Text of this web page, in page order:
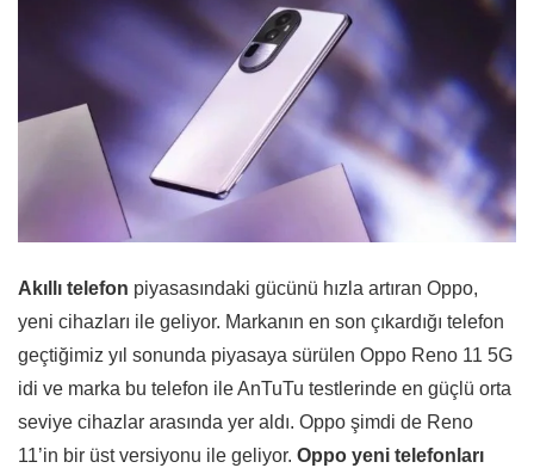
Akıllı telefon piyasasındaki gücünü hızla artıran Oppo,
yeni cihazları ile geliyor. Markanın en son çıkardığı telefon
geçtiğimiz yıl sonunda piyasaya sürülen Oppo Reno 11 5G
idi ve marka bu telefon ile AnTuTu testlerinde en güçlü orta
seviye cihazlar arasında yer aldı. Oppo şimdi de Reno
11’in bir üst versiyonu ile geliyor. Oppo yeni telefonları